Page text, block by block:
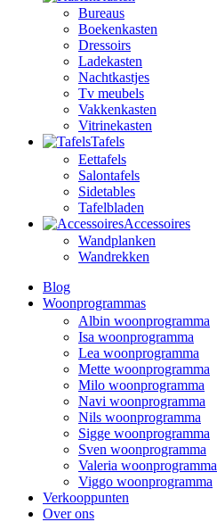
Bureaus
Boekenkasten
Dressoirs
Ladekasten
Nachtkastjes
Tv meubels
Vakkenkasten
Vitrinekasten
Tafels
Eettafels
Salontafels
Sidetables
Tafelbladen
Accessoires
Wandplanken
Wandrekken
Blog
Woonprogrammas
Albin woonprogramma
Isa woonprogramma
Lea woonprogramma
Mette woonprogramma
Milo woonprogramma
Navi woonprogramma
Nils woonprogramma
Sigge woonprogramma
Sven woonprogramma
Valeria woonprogramma
Viggo woonprogramma
Verkooppunten
Over ons